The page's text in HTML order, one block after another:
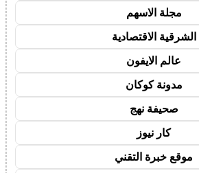
مجلة الاسهم
الشرقية الاقتصادية
عالم الايفون
مدونة كوكان
صحيفة نهج
كار نيوز
موقع خبرة التقني